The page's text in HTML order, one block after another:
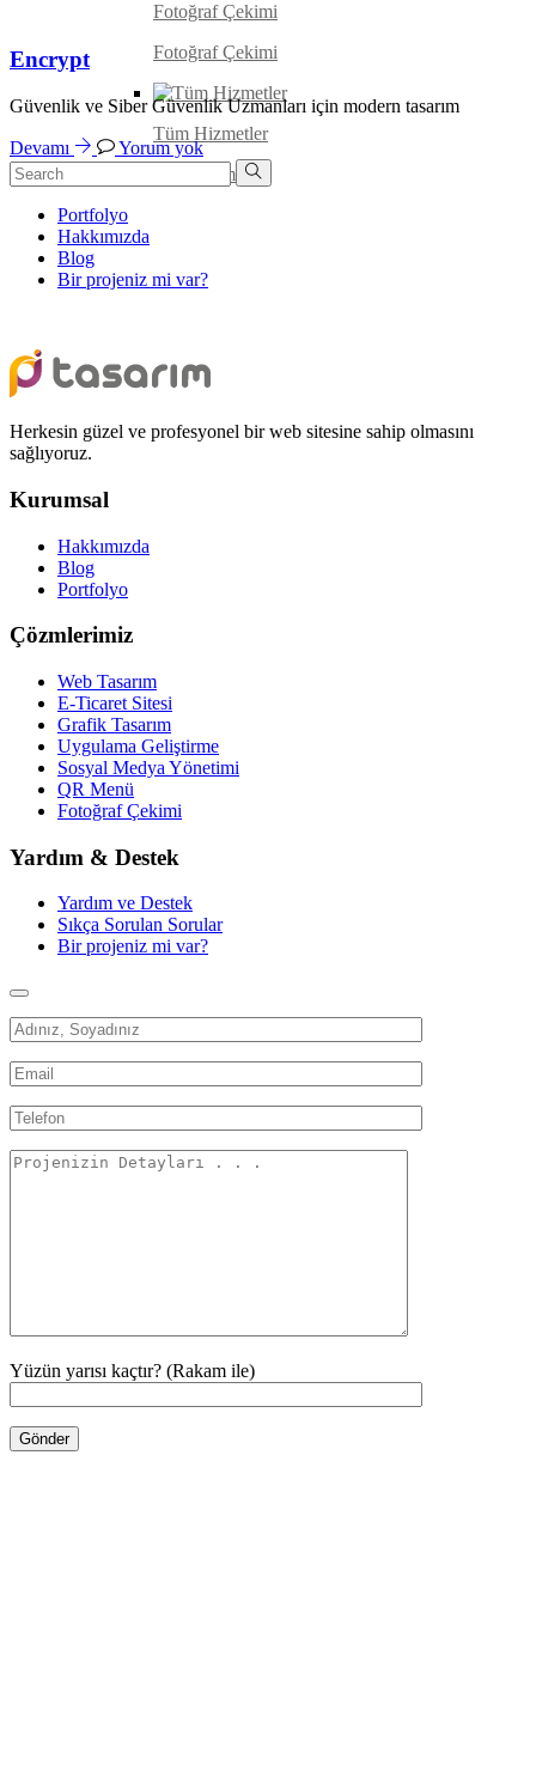
Fotoğraf Çekimi
Fotoğraf Çekimi
Tüm Hizmetler
Tüm Hizmetler
Portfolyo
Hakkımızda
Blog
Bir projeniz mi var?
Encrypt
Güvenlik ve Siber Güvenlik Uzmanları için modern tasarım
Devamı Yorum yok
Herkesin güzel ve profesyonel bir web sitesine sahip olmasını
sağlıyoruz.
Kurumsal
Hakkımızda
Blog
Portfolyo
Çözmlerimiz
Web Tasarım
E-Ticaret Sitesi
Grafik Tasarım
Uygulama Geliştirme
Sosyal Medya Yönetimi
QR Menü
Fotoğraf Çekimi
Yardım & Destek
Yardım ve Destek
Sıkça Sorulan Sorular
Bir projeniz mi var?
Yüzün yarısı kaçtır? (Rakam ile)